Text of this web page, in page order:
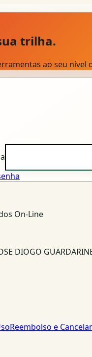
trilha.
ao seu
On-Line
DIOGO
Reembolso e